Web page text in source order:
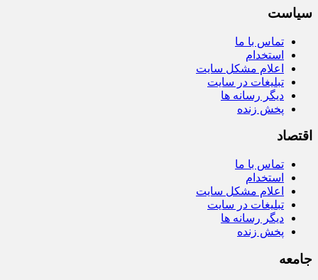
سیاست
تماس با ما
استخدام
اعلام مشکل سایت
تبلیغات در سایت
دیگر رسانه ها
پخش زنده
اقتصاد
تماس با ما
استخدام
اعلام مشکل سایت
تبلیغات در سایت
دیگر رسانه ها
پخش زنده
جامعه